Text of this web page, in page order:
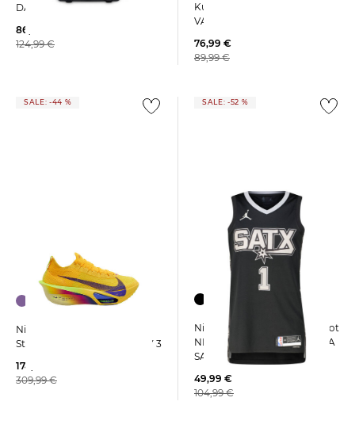
DAYMAX
86,99 €
124,99 €
Kunstrasen MERCURIAL
VAPOR 17 ACADEMY
76,99 €
89,99 €
SALE: -44 %
Nike | Damen
Straßenlaufschuh ALPHAFLY 3
174,99 €
309,99 €
SALE: -52 %
Nike | Herren Basketballtrikot
NBA VICTOR WEMBANYAMA
SAN ANTONIO SPURS
49,99 €
104,99 €